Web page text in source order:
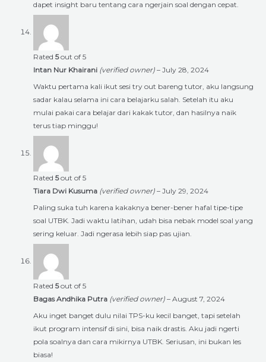
dapet insight baru tentang cara ngerjain soal dengan cepat.
Rated 5out of 5
Intan Nur Khairani (verified owner) – July 28, 2024
Waktu pertama kali ikut sesi try out bareng tutor, aku langsung
sadar kalau selama ini cara belajarku salah. Setelah itu aku
mulai pakai cara belajar dari kakak tutor, dan hasilnya naik
terus tiap minggu!
Rated 5out of 5
Tiara Dwi Kusuma (verified owner) – July 29, 2024
Paling suka tuh karena kakaknya bener-bener hafal tipe-tipe
soal UTBK. Jadi waktu latihan, udah bisa nebak model soal yang
sering keluar. Jadi ngerasa lebih siap pas ujian.
Rated 5out of 5
Bagas Andhika Putra (verified owner) – August 7, 2024
Aku inget banget dulu nilai TPS-ku kecil banget, tapi setelah
ikut program intensif di sini, bisa naik drastis. Aku jadi ngerti
pola soalnya dan cara mikirnya UTBK. Seriusan, ini bukan les
biasa!